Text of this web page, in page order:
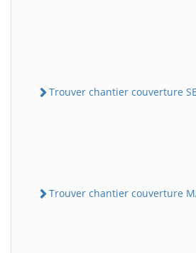
Trouver chantier couverture
Trouver chantier couverture